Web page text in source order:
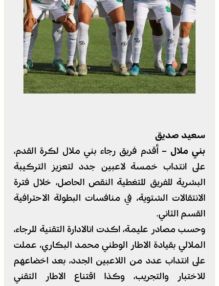
سعيد صديق
بني ملال –أقدم فريق رجاء بني ملال لكرة القدم،
على انتداب خمسة لاعبين جدد لتعزيز التركيبة
البشرية للفريق للتغطية النقص الحاصل، خلال فترة
الانتقالات الشتوية، في منافسات البطولة الاحترافية
القسم الثاني.
وحسب مصادر عليمة، اكدت انالادارة التقنية للرجاء،
الملالي بقيادة الاطار الوطني محمد البكاري، عملت
على انتداب عدد من اللاعبين الجدد، بعد اخضاعهم
للاختبار والتجريب، وكذا اقتناع الاطار التقني